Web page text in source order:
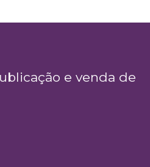
e venda de